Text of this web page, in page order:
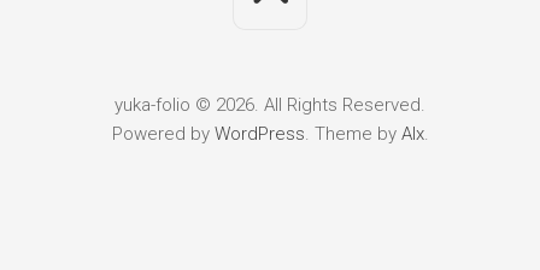
yuka-folio © 2026. All Rights Reserved.
Powered by WordPress . Theme by Alx.